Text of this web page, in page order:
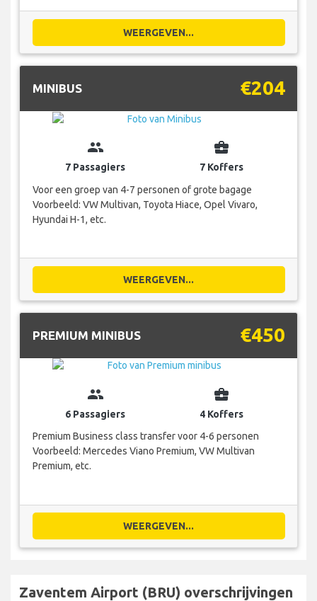
WEERGEVEN...
MINIBUS €204
group
7 Passagiers
business_center
7 Koffers
Voor een groep van 4-7 personen of grote bagage
Voorbeeld: VW Multivan, Toyota Hiace, Opel Vivaro,
Hyundai H-1, etc.
WEERGEVEN...
PREMIUM MINIBUS €450
group
6 Passagiers
business_center
4 Koffers
Premium Business class transfer voor 4-6 personen
Voorbeeld: Mercedes Viano Premium, VW Multivan
Premium, etc.
WEERGEVEN...
Zaventem Airport (BRU) overschrijvingen